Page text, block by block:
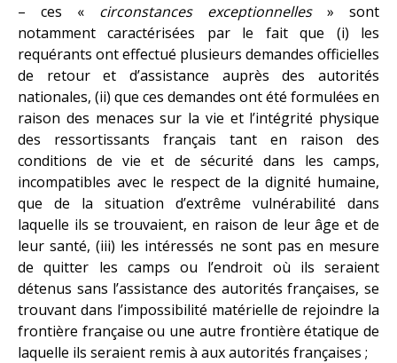
– ces « circonstances exceptionnelles» sont
notamment caractérisées par le fait que (i) les
requérants ont effectué plusieurs demandes officielles
de retour et d’assistance auprès des autorités
nationales, (ii) que ces demandes ont été formulées en
raison des menaces sur la vie et l’intégrité physique
des ressortissants français tant en raison des
conditions de vie et de sécurité dans les camps,
incompatibles avec le respect de la dignité humaine,
que de la situation d’extrême vulnérabilité dans
laquelle ils se trouvaient, en raison de leur âge et de
leur santé, (iii) les intéressés ne sont pas en mesure
de quitter les camps ou l’endroit où ils seraient
détenus sans l’assistance des autorités françaises, se
trouvant dans l’impossibilité matérielle de rejoindre la
frontière française ou une autre frontière étatique de
laquelle ils seraient remis à aux autorités françaises ;